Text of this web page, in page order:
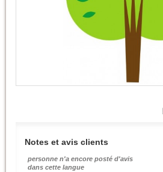
Notes et avis clients
personne n'a encore posté d'avis
dans cette langue